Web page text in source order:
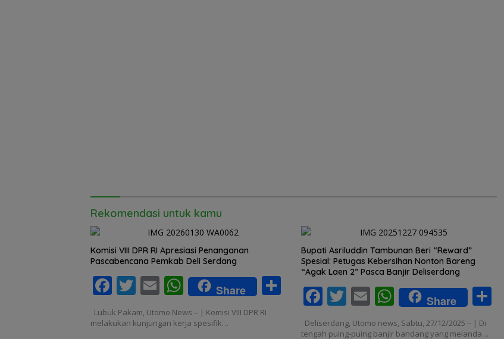
Rekomendasi untuk kamu
Komisi VIII DPR RI Apresiasi Penanganan
Pascabencana Pemkab Deli Serdang
F
ac
e
T
w
itt
E
m
ai
W
h
at
Share
Lubuk Pakam, Utomo News – | Komisi VIII DPR RI
melakukan kunjungan kerja spesifik…
Bupati Asriluddin Tambunan Beri “Reward”
Spesial: Petugas Kebersihan Nonton Bareng
“Agak Laen 2” Pasca Banjir Deliserdang
F
ac
e
T
w
itt
E
m
ai
W
h
at
Share S
Deliserdang, Utomo news, Sabtu, 27/12/2025 – | Di
tengah puing-puing banjir bandang yang melanda…